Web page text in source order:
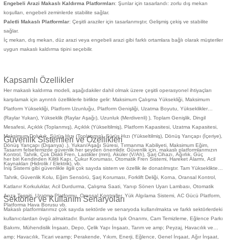
Engebeli Arazi Makaslı Kaldırma Platformları: Şunlar için tasarlandı: zorlu dış mekan
koşulları, engebeli zeminlerde stabilite sağlar.
Paletli Makaslı Platformlar: Çeşitli araziler için tasarlanmıştır, Gelişmiş çekiş ve stabilite
sağlar.
İç mekan, dış mekan, düz arazi veya engebeli arazi gibi farklı ortamlara bağlı olarak müşteriler
uygun makaslı kaldırma tipini seçebilir.
Kapsamlı Özellikler
Her makaslı kaldırma modeli, aşağıdakiler dahil olmak üzere çeşitli operasyonel ihtiyaçları
karşılamak için ayrıntılı özelliklerle birlikte gelir: Maksimum Çalışma Yüksekliği, Maksimum
Platform Yüksekliği, Platform Uzunluğu, Platform Genişliği, Uzatma Boyutu, Yükseklikler
(Raylar Yukarı), Yükseklik (Raylar Aşağı), Uzunluk (Merdivenli) ), Toplam Genişlik, Dingil
Mesafesi, Açıklık (Toplanmış), Açıklık (Yükseltilmiş), Platform Kapasitesi, Uzatma Kapasitesi,
Maksimum Doluluk, Sürüş Hızı (Toplanmış), Sürüş Hızı (Yükseltilmiş), Dönüş Yarıçapı (İçeriye),
Dönüş Yarıçapı (Dışarıya) .), Yukarı/Aşağı Süresi, Tırmanma Kabiliyeti, Maksimum Eğim,
Kontrol, Tahrik, Çok Diskli Fren, Lastikler (mm), Aküler (V/Ah), Şarj Cihazı, Ağırlık, Güç
Kaynakları (Hidrolik / Elektrik), vb.
Güvenlik Sistemleri ve Özellikleri
Tasarım felsefemizde güvenlik her şeyden önemlidir. Güvenlik için, makaslı platformlarımızın
her biri Kendinden Kilitli Kapı, Çukur Koruması, Otomatik Fren Sistemi, Hareket Alarmı, Acil
İniş Sistemi gibi güvenlikle ilgili çok sayıda sistem ve özellik ile donatılmıştır. Tam Yükseklikte
Tahrik, Güvenlik Kolu, Eğim Sensörü, Şarj Koruması, Forklift Deliği, Korna, Oransal Kontrol,
Katlanır Korkuluklar, Acil Durdurma, Çalışma Saati, Yanıp Sönen Uyarı Lambası, Otomatik
Arıza Tespiti, Uzatma Platformu, Oransal Kontroller, Yük Algılama Sistemi, AC Gücü Platform,
Platforma Hava Borusu vb.
Sektörler ve Kullanım Senaryoları
Makaslı platformlarımız çok sayıda sektörde ve senaryoda kullanılmakta ve farklı sektörlerdeki
kullanıcılardan övgü almaktadır. Bunlar arasında Işık Onarımı, Cam Temizleme, Eğlence Parkı
Bakımı, Mühendislik İnşaatı , Depo, Çelik Yapı İnşaatı Tarım ve amp; Peyzaj Havacılık ve
amp; Havacılık Ticari veamp; Perakende , Yıkım, Enerji Eğlence , Genel İnşaat, Ağır İnşaat,